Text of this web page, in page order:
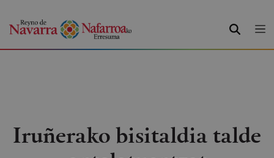
BILATU
Iruñerako bisitaldia talde